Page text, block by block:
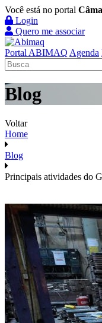
Você está no portal
Login
Quero me associar
Portal ABIMAQ Agenda
Blog
Voltar
Home
Blog
Principais atividades do